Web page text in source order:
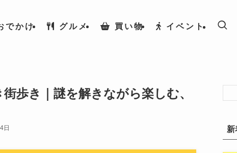
でかけ グルメ 買い物 イベント
街歩き｜謎を解きながら楽しむ、
日